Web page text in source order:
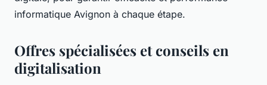
informatique Avignon à chaque étape.
Offres spécialisées et conseils en
digitalisation